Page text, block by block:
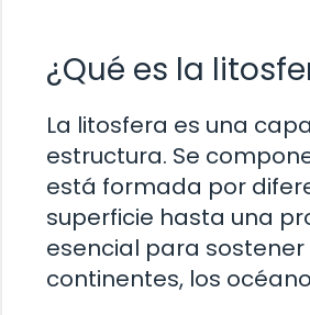
¿Qué es la
La litosfera es una
estructura. Se
está formada por
superficie hasta una
esencial para
continentes, los